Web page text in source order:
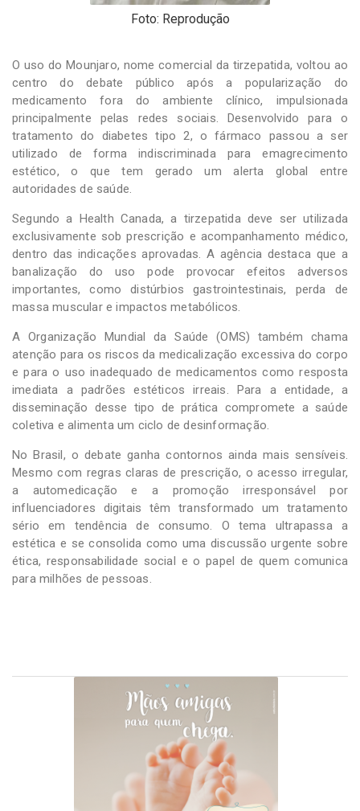
Foto: Reprodução
O uso do Mounjaro, nome comercial da tirzepatida, voltou ao
centro do debate público após a popularização do
medicamento fora do ambiente clínico, impulsionada
principalmente pelas redes sociais. Desenvolvido para o
tratamento do diabetes tipo 2, o fármaco passou a ser
utilizado de forma indiscriminada para emagrecimento
estético, o que tem gerado um alerta global entre
autoridades de saúde.
Segundo a Health Canada, a tirzepatida deve ser utilizada
exclusivamente sob prescrição e acompanhamento médico,
dentro das indicações aprovadas. A agência destaca que a
banalização do uso pode provocar efeitos adversos
importantes, como distúrbios gastrointestinais, perda de
massa muscular e impactos metabólicos.
A Organização Mundial da Saúde (OMS) também chama
atenção para os riscos da medicalização excessiva do corpo
e para o uso inadequado de medicamentos como resposta
imediata a padrões estéticos irreais. Para a entidade, a
disseminação desse tipo de prática compromete a saúde
coletiva e alimenta um ciclo de desinformação.
No Brasil, o debate ganha contornos ainda mais sensíveis.
Mesmo com regras claras de prescrição, o acesso irregular,
a automedicação e a promoção irresponsável por
influenciadores digitais têm transformado um tratamento
sério em tendência de consumo. O tema ultrapassa a
estética e se consolida como uma discussão urgente sobre
ética, responsabilidade social e o papel de quem comunica
para milhões de pessoas.